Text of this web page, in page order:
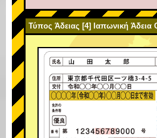
Τύπος Άδειας [4] Ιαπωνική Άδεια